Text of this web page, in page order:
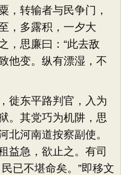
，转输者与民争门，
，多露积，一夕大
，思廉曰：“此去敌
他变。纵有漂湿，不
东平路判官，入为
。其党巧为机阱，思
北河南道按察副使。
益急，欲止之。有司
已不堪命矣。”即移文